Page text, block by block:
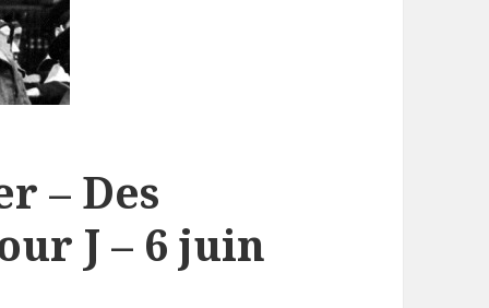
– Des
J – 6 juin